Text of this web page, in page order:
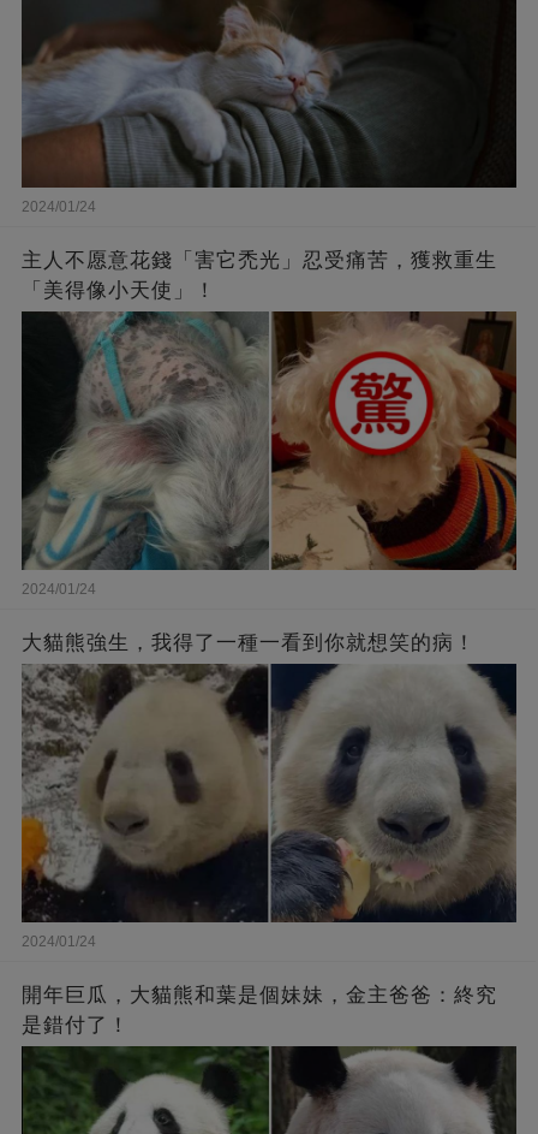
2024/01/24
主人不愿意花錢「害它禿光」忍受痛苦，獲救重生
「美得像小天使」！
2024/01/24
大貓熊強生，我得了一種一看到你就想笑的病！
2024/01/24
開年巨瓜，大貓熊和葉是個妹妹，金主爸爸：終究
是錯付了！